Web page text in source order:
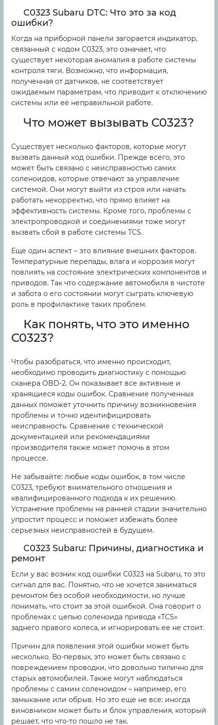
C0323 Subaru DTC: Что это за код
ошибки?
Когда на приборной панели загорается индикатор,
связанный с кодом C0323, это означает, что
существует некоторая аномалия в работе системы
контроля тяги. Возможно, что информация,
полученная от датчиков, не соответствует
ожидаемым параметрам, что приводит к отключению
системы или её неправильной работе.
Что может вызывать C0323?
Существует несколько факторов, которые могут
вызвать данный код ошибки. Прежде всего, это
может быть связано с неисправностью самих
соленоидов, которые отвечают за управление
системой. Они могут выйти из строя или начать
работать некорректно, что прямо влияет на
эффективность системы. Кроме того, проблемы с
электропроводкой и соединениями тоже могут
вызвать сбой в работе системы TCS.
Еще один аспект – это влияние внешних факторов.
Температурные перепады, влага и коррозия могут
повлиять на состояние электрических компонентов и
приводов. Так что содержание автомобиля в чистоте
и забота о его состоянии могут сыграть ключевую
роль в профилактике таких проблем.
Как понять, что это именно
C0323?
Чтобы разобраться, что именно происходит,
необходимо проводить диагностику с помощью
сканера OBD-2. Он показывает все активные и
хранящиеся коды ошибок. Сравнение полученных
данных поможет уточнить причину возникновения
проблемы и точно идентифицировать
неисправность. Сравнение с технической
документацией или рекомендациями
производителя также может помочь в этом
процессе.
Не забывайте: любые коды ошибок, в том числе
C0323, требуют внимательного отношения и
квалифицированного подхода к их решению.
Устранение проблемы на ранней стадии значительно
упростит процесс и поможет избежать более
серьезных неисправностей в будущем.
C0323 Subaru: Причины, диагностика и
ремонт
Если у вас возник код ошибки C0323 на Subaru, то это
сигнал для вас. Понятно, что не хочется заниматься
ремонтом без особой необходимости, но лучше
понимать, что стоит за этой ошибкой. Она говорит о
проблемах с цепью соленоида привода «TCS»
заднего правого колеса, и игнорировать ее не стоит.
Причин для появления этой ошибки может быть
несколько. Во-первых, это может быть связано с
повреждением проводки, что довольно типично для
старых автомобилей. Также могут наблюдаться
проблемы с самим соленоидом – например, его
замыкание или обрыв. Но это еще не все: иногда
виновником может быть и блок управления, который
решает, что что-то пошло не так.